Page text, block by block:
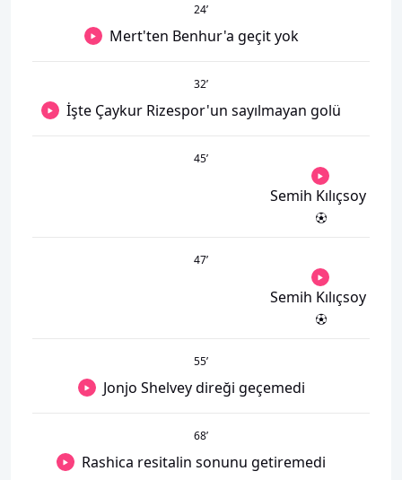
24’
Mert'ten Benhur'a geçit yok
32’
İşte Çaykur Rizespor'un sayılmayan golü
45’
Semih Kılıçsoy
47’
Semih Kılıçsoy
55’
Jonjo Shelvey direği geçemedi
68’
Rashica resitalin sonunu getiremedi